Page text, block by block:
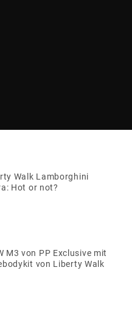
Walk Lamborghini
Hot or not?
M3 von PP Exclusive mit
von Liberty Walk